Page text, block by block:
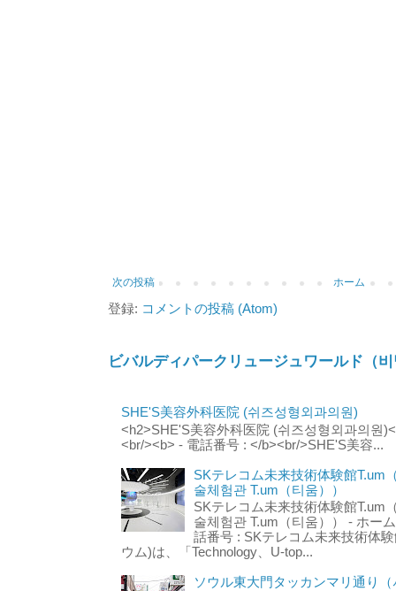
次の投稿 ホーム
登録: コメントの投稿 (Atom)
ビバルディパークリュージュワールド（
SHE'S美容外科医院 (쉬즈성형외과의원)
<h2>SHE'S美容外科医院 (쉬즈성형외과의원
<br/><b> - 電話番号 : </b><br/>SHE'S美容...
SKテレコム未来技術体験館T.um
술체험관 T.um（티움））
SKテレコム未来技術体験館T.um
술체험관 T.um（티움）） - ホー
話番号 : SKテレコム未来技術体
ウム)は、「Technology、U-top...
ソウル東大門タッカンマリ通り